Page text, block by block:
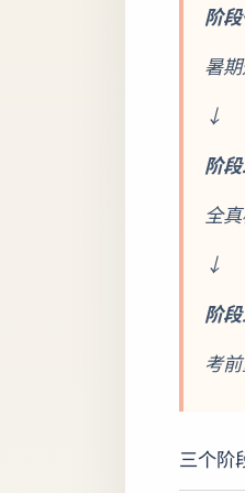
阶
暑
↓
阶
全
↓
阶
考
三个阶